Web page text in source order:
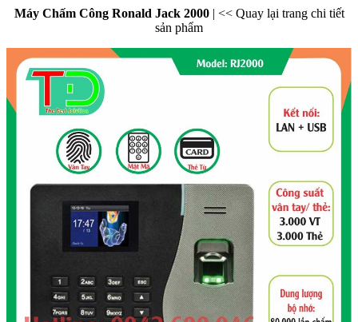
Máy Chấm Công Ronald Jack 2000 | << Quay lại trang chi tiết
sản phẩm